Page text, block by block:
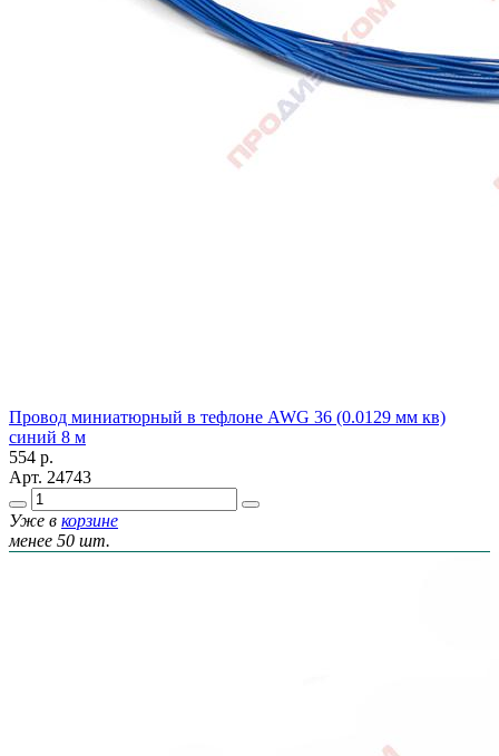
Провод миниатюрный в тефлоне AWG 36 (0.0129 мм кв)
синий 8 м
554 р.
Арт. 24743
Уже в корзине
менее 50 шт.